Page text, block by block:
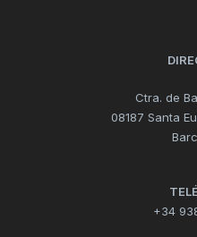
Ctra. de
08187 Santa
+34